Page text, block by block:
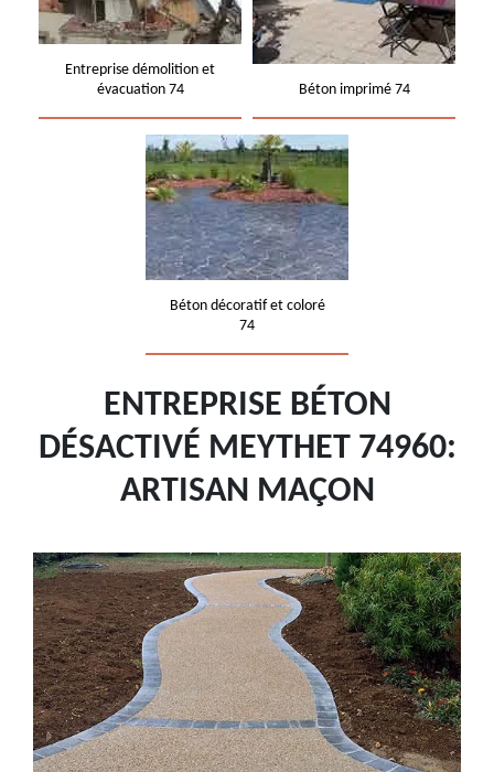
Entreprise démolition et
évacuation 74
Béton imprimé 74
Béton décoratif et coloré
74
ENTREPRISE BÉTON
DÉSACTIVÉ MEYTHET 74960:
ARTISAN MAÇON